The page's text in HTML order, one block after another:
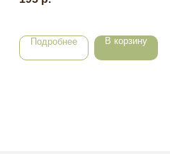
Подробнее В корзину